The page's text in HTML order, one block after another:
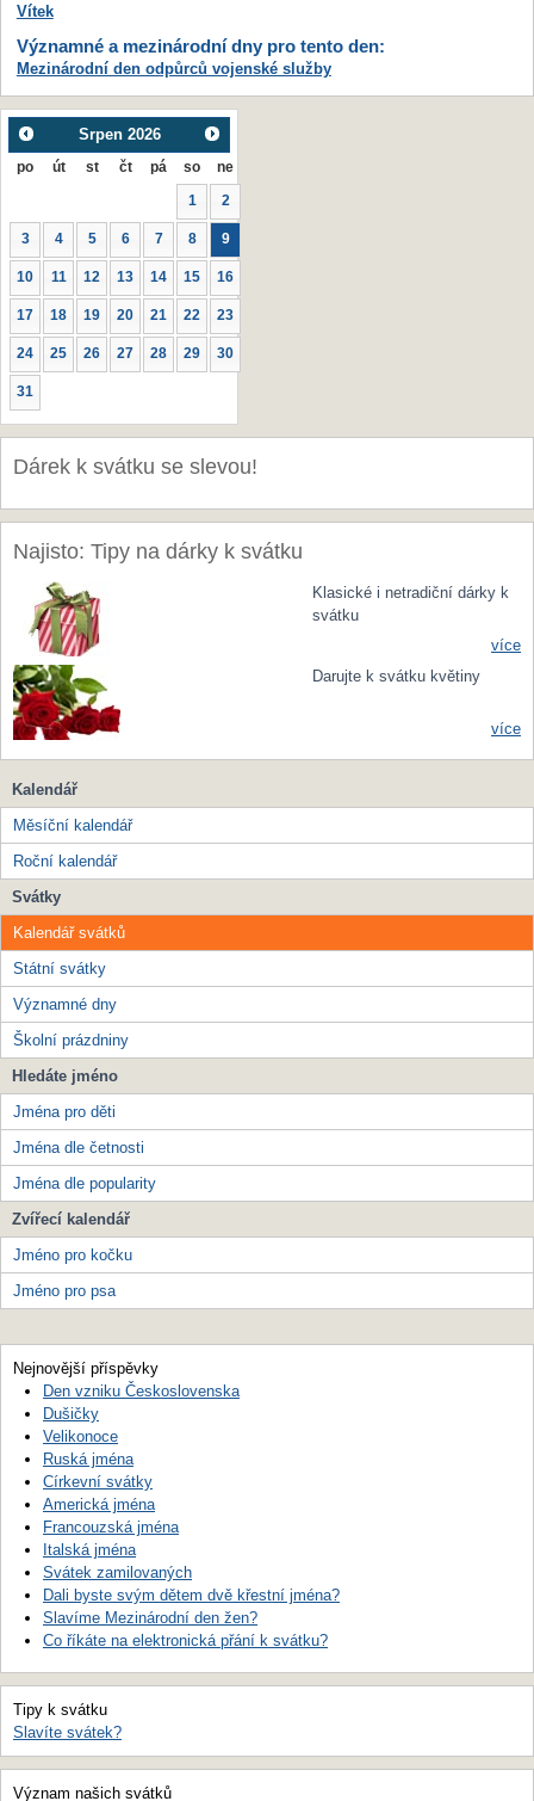
Vítek
Významné a mezinárodní dny pro tento den:
Mezinárodní den odpůrců vojenské služby
Srpen 2026
po út st čt pá so ne
1 2
3 4 5 6 7 8 9
10 11 12 13 14 15 16
17 18 19 20 21 22 23
24 25 26 27 28 29 30
31
Dárek k svátku se slevou!
Najisto: Tipy na dárky k svátku
Klasické i netradiční dárky k
svátku
více
Darujte k svátku květiny
více
Kalendář
Měsíční kalendář
Roční kalendář
Svátky
Kalendář svátků
Státní svátky
Významné dny
Školní prázdniny
Hledáte jméno
Jména pro děti
Jména dle četnosti
Jména dle popularity
Zvířecí kalendář
Jméno pro kočku
Jméno pro psa
Nejnovější příspěvky
Den vzniku Československa
Dušičky
Velikonoce
Ruská jména
Církevní svátky
Americká jména
Francouzská jména
Italská jména
Svátek zamilovaných
Dali byste svým dětem dvě křestní jména?
Slavíme Mezinárodní den žen?
Co říkáte na elektronická přání k svátku?
Tipy k svátku
Slavíte svátek?
Význam našich svátků